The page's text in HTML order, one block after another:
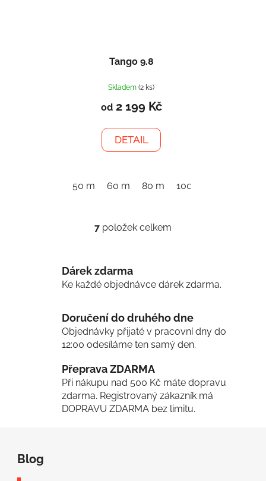
Tango 9.8
Skladem(2 ks)
od2 199 Kč
DETAIL
50 m 60 m 80 m 100 m
O
á
d
c
í
p
r
v
k
y
v
ý
7položek celkem
Dárek zdarma
Ke každé objednávce dárek zdarma.
Doručení do druhého dne
Objednávky přijaté v pracovní dny do
12:00 odesíláme ten samý den.
Přeprava ZDARMA
Při nákupu nad 500 Kč máte dopravu
zdarma. Registrovaný zákazník má
DOPRAVU ZDARMA bez limitu.
Blog